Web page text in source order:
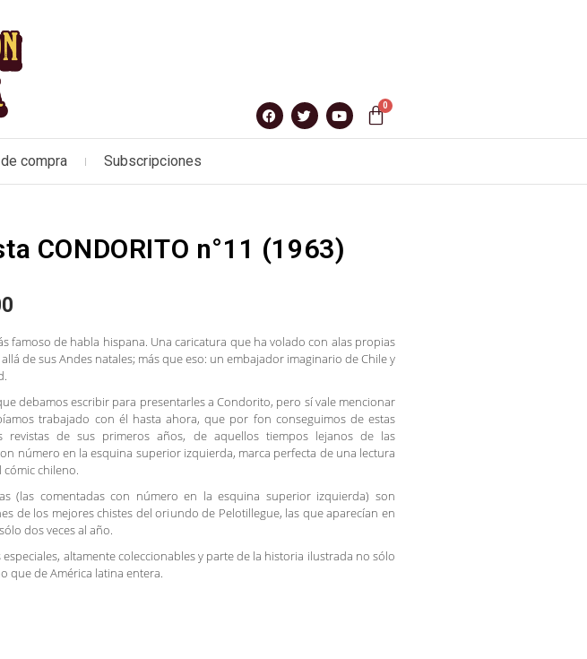
compra Subscripciones
CONDORITO n°11 (1963)
famoso de habla hispana. Una caricatura que ha volado con alas propias
de sus Andes natales; más que eso: un embajador imaginario de Chile y
debamos escribir para presentarles a Condorito, pero sí vale mencionar
trabajado con él hasta ahora, que por fon conseguimos de estas
revistas de sus primeros años, de aquellos tiempos lejanos de las
número en la esquina superior izquierda, marca perfecta de una lectura
cómic chileno.
(las comentadas con número en la esquina superior izquierda) son
de los mejores chistes del oriundo de Pelotillegue, las que aparecían en
dos veces al año.
especiales, altamente coleccionables y parte de la historia ilustrada no sólo
que de América latina entera.